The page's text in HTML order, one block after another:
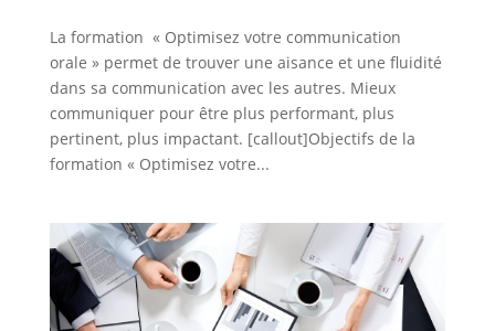
La formation « Optimisez votre communication
orale » permet de trouver une aisance et une fluidité
dans sa communication avec les autres. Mieux
communiquer pour être plus performant, plus
pertinent, plus impactant. [callout]Objectifs de la
formation « Optimisez votre...